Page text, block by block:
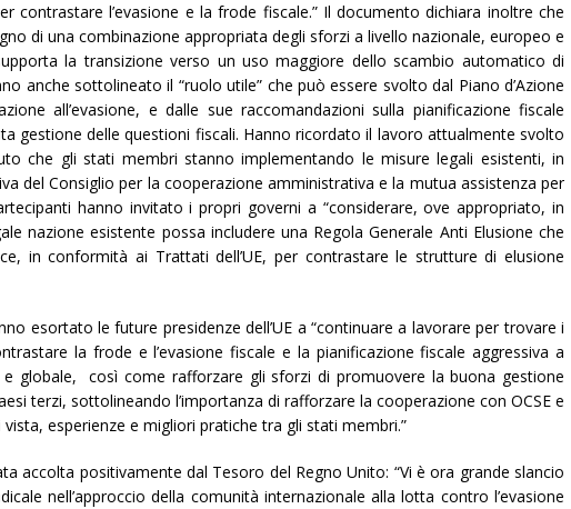
contrastare l’evasione e la frode fiscale.” Il documento dichiara inoltre che
di una combinazione appropriata degli sforzi a livello nazionale, europeo e
la transizione verso un uso maggiore dello scambio automatico di
anche sottolineato il “ruolo utile” che può essere svolto dal Piano d’Azione
all’evasione, e dalle sue raccomandazioni sulla pianificazione fiscale
gestione delle questioni fiscali. Hanno ricordato il lavoro attualmente svolto
che gli stati membri stanno implementando le misure legali esistenti, in
del Consiglio per la cooperazione amministrativa e la mutua assistenza per
hanno invitato i propri governi a “considerare, ove appropriato, in
nazione esistente possa includere una Regola Generale Anti Elusione che
in conformità ai Trattati dell’UE, per contrastare le strutture di elusione
esortato le future presidenze dell’UE a “continuare a lavorare per trovare i
la frode e l’evasione fiscale e la pianificazione fiscale aggressiva a
e globale, così come rafforzare gli sforzi di promuovere la buona gestione
terzi, sottolineando l’importanza di rafforzare la cooperazione con OCSE e
esperienze e migliori pratiche tra gli stati membri.”
accolta positivamente dal Tesoro del Regno Unito: “Vi è ora grande slancio
nell’approccio della comunità internazionale alla lotta contro l’evasione